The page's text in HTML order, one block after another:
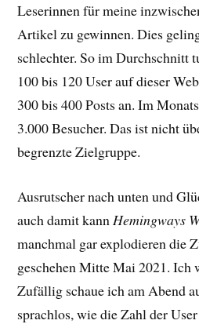
Leserinnen für meine
Artikel zu gewinnen. Dies
schlechter. So im Durchschnitt
100 bis 120 User auf dieser
300 bis 400 Posts an. Im
3.000 Besucher. Das ist nicht
begrenzte Zielgruppe.
Ausrutscher nach unten und
auch damit kannHemingways
manchmal gar explodieren die
geschehen Mitte Mai 2021. Ich
Zufällig schaue ich am Abend
sprachlos, wie die Zahl der